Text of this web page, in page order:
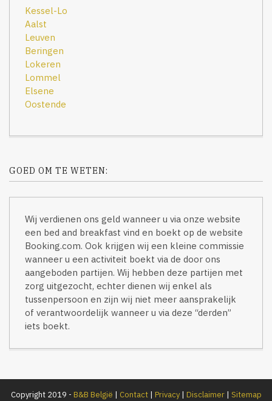
Kessel-Lo
Aalst
Leuven
Beringen
Lokeren
Lommel
Elsene
Oostende
GOED OM TE WETEN:
Wij verdienen ons geld wanneer u via onze website
een bed and breakfast vind en boekt op de website
Booking.com. Ook krijgen wij een kleine commissie
wanneer u een activiteit boekt via de door ons
aangeboden partijen. Wij hebben deze partijen met
zorg uitgezocht, echter dienen wij enkel als
tussenpersoon en zijn wij niet meer aansprakelijk
of verantwoordelijk wanneer u via deze “derden”
iets boekt.
Copyright 2019 - B&B België | Contact| Privacy| Disclaimer| Sitemap